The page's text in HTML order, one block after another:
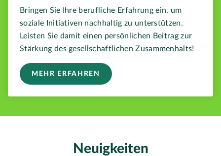
Bringen Sie Ihre berufliche Erfahrung ein, um
soziale Initiativen nachhaltig zu unterstützen.
Leisten Sie damit einen persönlichen Beitrag zur
Stärkung des gesellschaftlichen Zusammenhalts!
MEHR ERFAHREN
Neuigkeiten